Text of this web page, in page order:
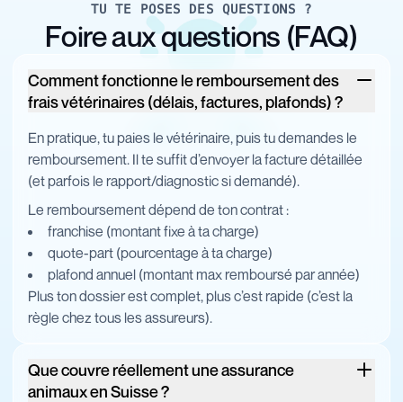
TU TE POSES DES QUESTIONS ?
Foire aux questions (FAQ)
Comment fonctionne le remboursement des
frais vétérinaires (délais, factures, plafonds) ?
En pratique, tu paies le vétérinaire, puis tu demandes le
remboursement. Il te suffit d’envoyer la facture détaillée
(et parfois le rapport/diagnostic si demandé).
Le remboursement dépend de ton contrat :
franchise (montant fixe à ta charge)
quote-part (pourcentage à ta charge)
plafond annuel (montant max remboursé par année)
Plus ton dossier est complet, plus c’est rapide (c’est la
règle chez tous les assureurs).
Que couvre réellement une assurance
animaux en Suisse ?